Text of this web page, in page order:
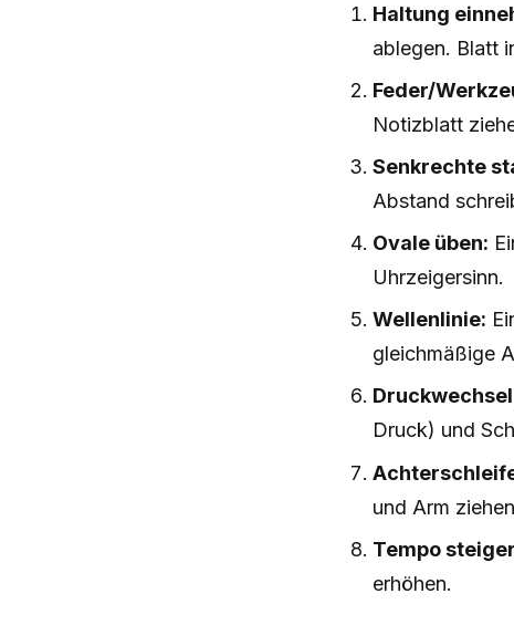
Haltung
ablegen. Blatt
Feder/
Notizblatt
Senkrechte
Abstand
Ovale üben:
Uhrzeigersinn.
Wellenlinie:
gleichmäßige
Druck) und
und Arm
Tempo
erhöhen.